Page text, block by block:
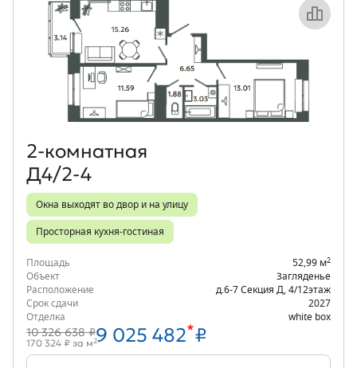
Объект месяца
2‑комнатная
Д4/2-4
Окна выходят во двор и на улицу
Просторная кухня-гостиная
Площадь 52,99 м2
Объект
Загляденье
Расположение
д.6-7 Секция Д 4/12этаж
Срок сдачи
2027
Отделка
white box
10 326 638 ₽9 025 482*₽
170 324 ₽ за м2